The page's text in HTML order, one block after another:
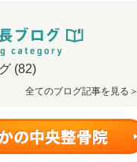
(82)
全てのブログ記事を見る＞